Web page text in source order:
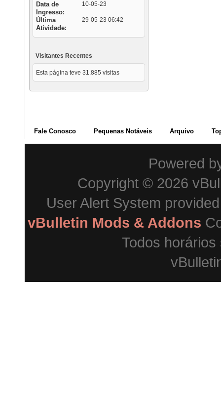
Data de
Ingresso
10-05-23
Última
Atividade
29-05-23 06:42
Visitantes Recentes
Esta página teve 31.885 visitas
Fale Conosco Pequenas Notáveis Arquivo
Powered
Copyright © 2026
User Alert System
vBulletin Mods & Addons
Todos